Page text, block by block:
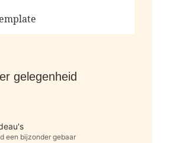
gelegenheid
een bijzonder gebaar